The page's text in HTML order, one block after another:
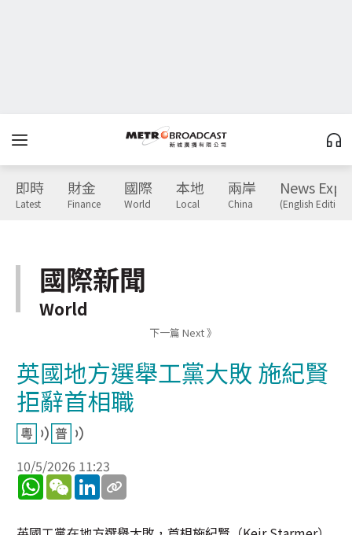
即時
Latest
財金
Finance
國際
World
本地
Local
兩岸
China
News
(English Edition)
國際新聞
World
下一篇 Next 》
英國地方選舉工黨大敗 施紀賢
拒辭首相職
10/5/2026 11:23
WhatsApp
WeChatLinkedIn